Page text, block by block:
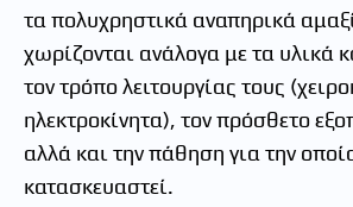
τα πολυχρηστικά αναπηρικά
χωρίζονται ανάλογα με τα υλικά
τον τρόπο λειτουργίας τους
ηλεκτροκίνητα), τον πρόσθετο
αλλά και την πάθηση για την
κατασκευαστεί.